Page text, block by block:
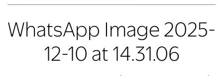
WhatsApp Image 2025-
12-10 at 14.31.06